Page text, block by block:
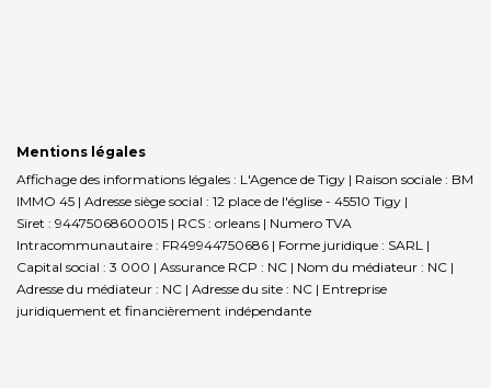
Mentions légales
Affichage des informations légales : L'Agence de Tigy | Raison sociale : BM
IMMO 45 | Adresse siège social : 12 place de l'église - 45510 Tigy |
Siret : 94475068600015 | RCS : orleans | Numero TVA
Intracommunautaire : FR49944750686 | Forme juridique : SARL |
Capital social : 3 000 | Assurance RCP : NC | Nom du médiateur : NC |
Adresse du médiateur : NC | Adresse du site : NC | Entreprise
juridiquement et financièrement indépendante